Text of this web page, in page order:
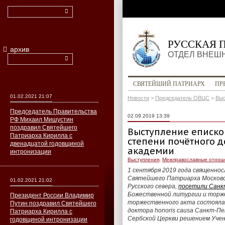
РУССКАЯ
ОТДЕЛ
СВЯТЕЙШИЙ ПАТРИАРХ
Новости > Председатель ОВЦС >
02.09.2019 13:39
Выступление
степени почётного
академии
Выступления Межправославные
1 сентября 2019 года
Святейшего Патриарха
Русского севера, посетили
Божественной литургии и
торжественного акта
доктора honoris causa Санкт-
Сербской Церкви решением
архив
01.02.2021 21:07
Председатель Правительства
РФ Михаил Мишустин
поздравил Святейшего
Патриарха Кирилла с
двенадцатой годовщиной
интронизации
01.02.2021 21:02
Президент России Владимир
Путин поздравил Святейшего
Патриарха Кирилла с
годовщиной интронизации